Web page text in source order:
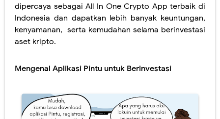
dipercaya sebagai All In One Crypto App terbaik di
Indonesia dan dapatkan lebih banyak keuntungan,
kenyamanan, serta kemudahan selama berinvestasi
aset kripto.
Mengenal Aplikasi Pintu untuk Berinvestasi